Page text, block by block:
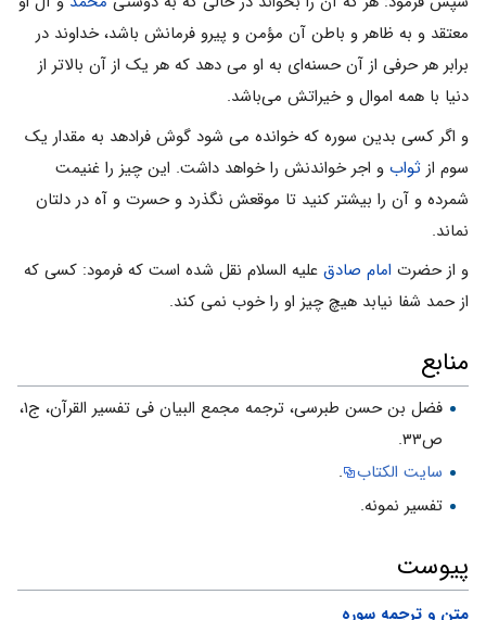
معتقد و به ظاهر و باطن آن مؤمن و پیرو فرمانش باشد، خداوند در
برابر هر حرفى از آن حسنه‌اى به او می دهد که هر یک از آن بالاتر از
دنیا با همه اموال و خیراتش مى‌باشد.
و اگر کسى بدین سوره که خوانده می شود گوش فرادهد به مقدار یک
سوم از ثواب و اجر خواندنش را خواهد داشت. این چیز را غنیمت
شمرده و آن را بیشتر کنید تا موقعش نگذرد و حسرت و آه در دلتان
نماند.
و از حضرت امام صادق علیه السلام نقل شده است که فرمود: کسى که
از حمد شفا نیابد هیچ چیز او را خوب نمی کند.
منابع
فضل بن حسن طبرسی، ترجمه مجمع البیان فی تفسیر القرآن، ج‌۱،
ص۳۳.
سایت الکتاب .
تفسیر نمونه.
پیوست
متن و ترجمه سوره